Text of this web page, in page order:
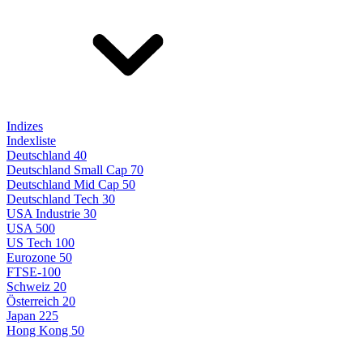
Indizes
Indexliste
Deutschland 40
Deutschland Small Cap 70
Deutschland Mid Cap 50
Deutschland Tech 30
USA Industrie 30
USA 500
US Tech 100
Eurozone 50
FTSE-100
Schweiz 20
Österreich 20
Japan 225
Hong Kong 50